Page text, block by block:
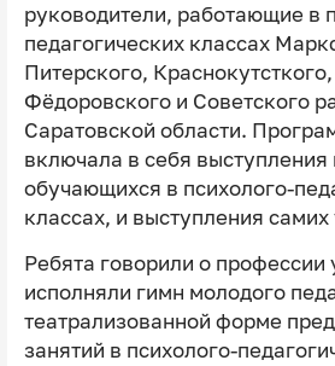
руководители, работающие в
педагогических классах
Питерского,
Фёдоровского и Советского
Саратовской области.
включала в себя
обучающихся в психолого-
классах, и выступления самих
Ребята говорили о профессии
исполняли гимн молодого
театрализованной форме
занятий в психолого-